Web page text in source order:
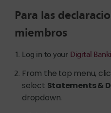
Para las
miembros
Log in to your Digital
From the top menu,
select Statements &
dropdown.